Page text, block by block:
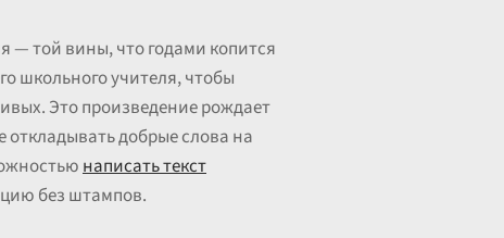
— той вины, что годами копится
школьного учителя, чтобы
Это произведение рождает
добрые слова на
написать текст
без штампов.